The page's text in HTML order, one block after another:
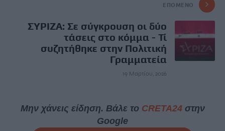
ΕΠΌΜΕΝΟ
ΣΥΡΙΖΑ: Σε σύγκρουση οι δύο
τάσεις στο κόμμα - Τί
συζητήθηκε στην Πολιτική
Γραμματεία
19 Μαρτίου, 2026
Μην χάνεις είδηση. Βάλε το CRETA24στην
Google